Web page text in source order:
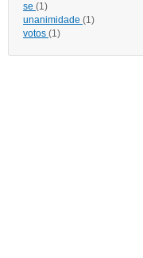
se (1)
unanimidade (1)
votos (1)